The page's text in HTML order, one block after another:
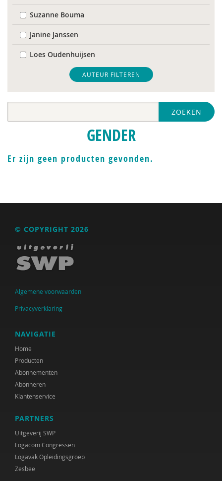
Suzanne Bouma
Janine Janssen
Loes Oudenhuijsen
AUTEUR FILTEREN
ZOEKEN
GENDER
Er zijn geen producten gevonden.
© COPYRIGHT 2026
Algemene voorwaarden
Privacyverklaring
NAVIGATIE
Home
Producten
Abonnementen
Abonneren
Klantenservice
PARTNERS
Uitgeverij SWP
Logacom Congressen
Logavak Opleidingsgroep
Zesbee